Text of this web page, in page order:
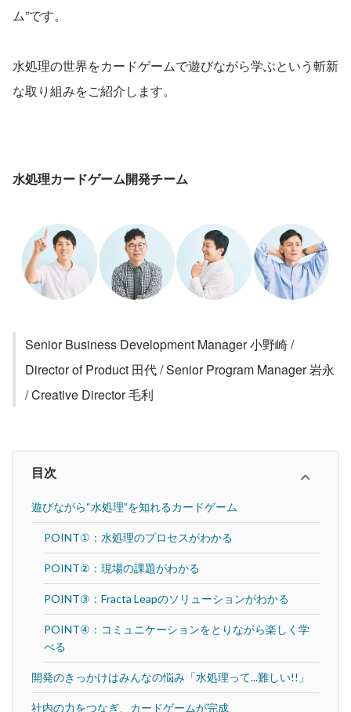
ム”です。
水処理の世界をカードゲームで遊びながら学ぶという斬新
な取り組みをご紹介します。
水処理カードゲーム開発チーム
Senior Business Development Manager 小野崎 /
Director of Product 田代 / Senior Program Manager 岩永
/ Creative Director 毛利
目次
遊びながら“水処理”を知れるカードゲーム
POINT①：水処理のプロセスがわかる
POINT②：現場の課題がわかる
POINT③：Fracta Leapのソリューションがわかる
POINT④：コミュニケーションをとりながら楽しく学
べる
開発のきっかけはみんなの悩み「水処理って...難しい!!」
社内の力をつなぎ、カードゲームが完成